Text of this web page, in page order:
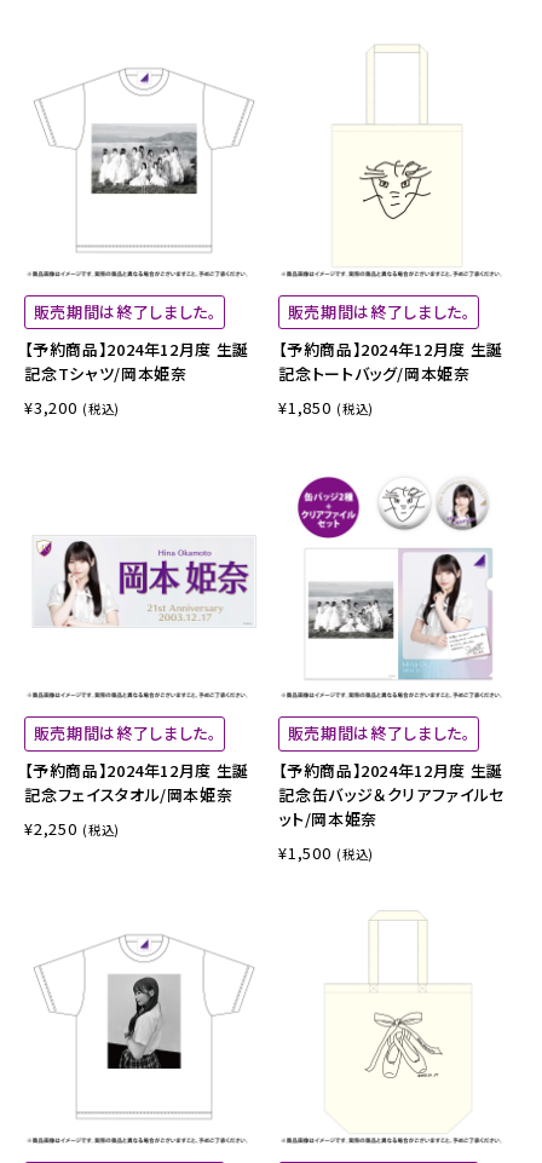
販売期間は終了しました。
【予約商品】2024年12月度 生誕
記念Tシャツ/岡本姫奈
¥3,200 (税込)
販売期間は終了しました。
【予約商品】2024年12月度 生誕
記念トートバッグ/岡本姫奈
¥1,850 (税込)
販売期間は終了しました。
【予約商品】2024年12月度 生誕
記念フェイスタオル/岡本姫奈
¥2,250 (税込)
販売期間は終了しました。
【予約商品】2024年12月度 生誕
記念缶バッジ＆クリアファイルセ
ット/岡本姫奈
¥1,500 (税込)